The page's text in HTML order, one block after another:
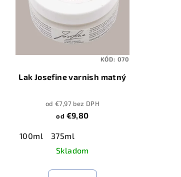
Lak Josefine varnish matný
od €7,97 bez DPH
od €9,80
100ml
375ml
Skladom
KÓD: 070